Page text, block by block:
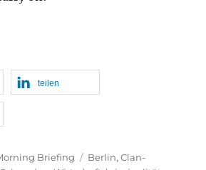
teilen
Briefing Schlagwörter
Berlin,Clan-